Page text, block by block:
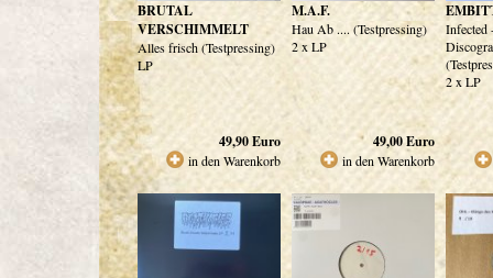
BRUTAL
VERSCHIMMELT
Alles frisch (Testpressing)
LP
49,90Euro
in den Warenkorb
M.A.F.
Hau Ab .... (Testpressing)
2 x LP
49,00Euro
in den Warenkorb
Infected
2 x LP